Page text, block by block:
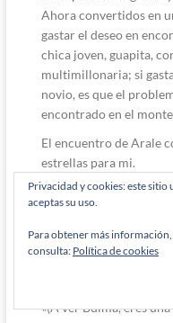
Ahora convertidos en
gastar el deseo en
chica joven, guapita,
multimillonaria; si
novio, es que el
encontrado en el
El encuentro de Arale
estrellas para mi.
0
«(A ver Bulma, eres
Privacidad y cookies: este sitio
aceptas su uso.
Para obtener más
consulta: Política de cookies